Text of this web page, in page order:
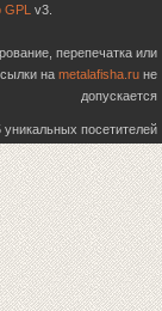
v3.
перепечатка или
на metalafisha.ru не
допускается
уникальных посетителей